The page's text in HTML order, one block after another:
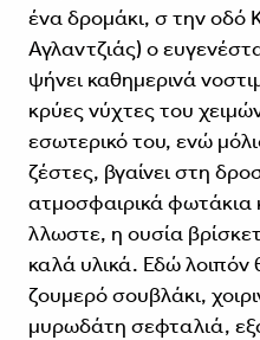
ένα δρομάκι, σ την οδό
Αγλαντζιάς) ο
ψήνει καθημερινά
κρύες νύχτες του
εσωτερικό του, ενώ
ζέστες, βγαίνει στη
ατμοσφαιρικά φωτάκια
λλωστε, η ουσία
καλά υλικά. Εδώ
ζουμερό σουβλάκι,
μυρωδάτη σεφταλιά,